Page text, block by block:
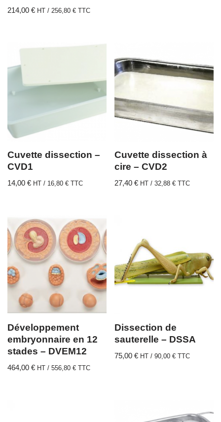
214,00 € HT / 256,80 € TTC
Cuvette dissection –
CVD1
14,00 € HT / 16,80 € TTC
Cuvette dissection à
cire – CVD2
27,40€ HT /32,88€ TTC
Développement
embryonnaire en 12
stades – DVEM12
464,00 € HT / 556,80 € TTC
Dissection de
sauterelle – DSSA
75,00€ HT /90,00€ TTC